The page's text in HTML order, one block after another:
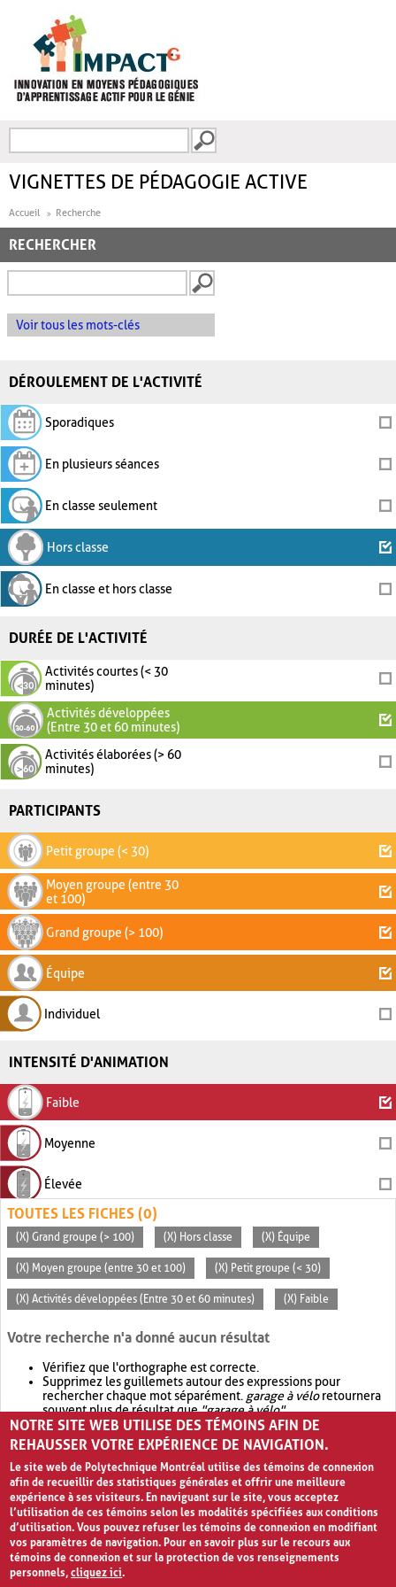
FORMULAIRE DE
VIGNETTES DE PÉDAGOGIE ACTIVE
Accueil Recherche
RECHERCHER
Voir tous les mots-clés
DÉROULEMENT DE L'ACTIVITÉ
Sporadiques
En plusieurs séances
En classe seulement
Hors classe
En classe et hors classe
DURÉE DE L'ACTIVITÉ
Activités courtes (< 30
minutes)
Activités développées
(Entre 30 et 60 minutes)
Activités élaborées (> 60
minutes)
PARTICIPANTS
Petit groupe (< 30)
Moyen groupe (entre 30
et 100)
Grand groupe (> 100)
Équipe
Individuel
INTENSITÉ D'ANIMATION
Faible
Moyenne
Élevée
TOUTES LES FICHES (0)
(X) Grand groupe (> 100) (X) Hors classe (X) Équipe
(X) Moyen groupe (entre 30 et 100) (X) Petit groupe (< 30)
(X) Activités développées (Entre 30 et 60 minutes) (X) Faible
Votre recherche n'a donné aucun résultat
Vérifiez que l'orthographe est correcte.
Supprimez les guillemets autour des expressions pour
rechercher chaque mot séparément. garage à véloretournera
souvent plus de résultat que"garage à vélo".
Envisagez d'élargir votre recherche avec OR.garage OR vélo
retournera souvent plus de résultat quegarage à vélo
NOTRE SITE WEB UTILISE DES TÉMOINS AFIN DE
REHAUSSER VOTRE EXPÉRIENCE DE NAVIGATION.
Le site web de Polytechnique Montréal utilise des témoins de connexion
afin de recueillir des statistiques générales et offrir une meilleure
expérience à ses visiteurs. En naviguant sur le site, vous acceptez
l’utilisation de ces témoins selon les modalités spécifiées aux conditions
d’utilisation. Vous pouvez refuser les témoins de connexion en modifiant
vos paramètres de navigation. Pour en savoir plus sur le recours aux
témoins de connexion et sur la protection de vos renseignements
personnels,cliquez ici.